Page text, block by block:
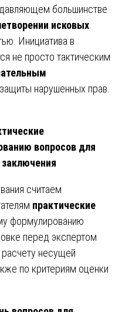
большинстве
исковых
Инициатива в
не просто тактическим
нарушенных прав.
вопросов для
считаем
практические
формулированию
перед экспертом
расчету несущей
по критериям оценки